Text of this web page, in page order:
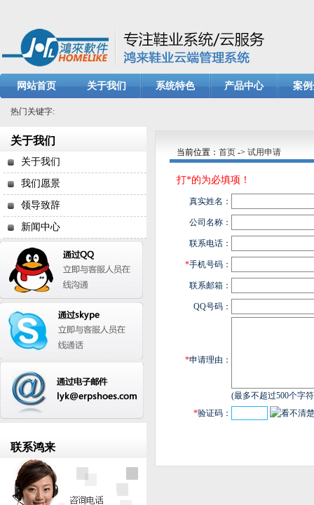
网站首页 关于我们 系统特色 产品中心 案
热门关键字:
关于我们
关于我们
我们愿景
领导致辞
新闻中心
联系鸿来
当前位置： 首页 -> 试用申请
打*的为必填项！
真实姓名：
公司名称：
联系电话：
*手机号码：
联系邮箱：
QQ号码：
*申请理由：
(最多不超过500个字
*验证码：